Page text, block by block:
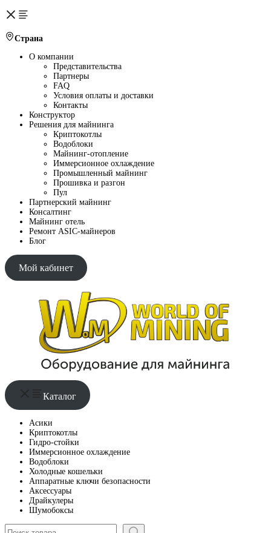
Страна
О компании
Представительства
Партнеры
FAQ
Условия оплаты и доставки
Контакты
Конструктор
Решения для майнинга
Криптокотлы
Водоблоки
Майнинг-отопление
Иммерсионное охлаждение
Промышленный майнинг
Прошивка и разгон
Пул
Партнерский майнинг
Консалтинг
Майнинг отель
Ремонт ASIC-майнеров
Блог
Мой кабинет
Каталог
Асики
Криптокотлы
Гидро-стойки
Иммерсионное охлаждение
Водоблоки
Холодные кошельки
Аппаратные ключи безопасности
Аксессуары
Драйкулеры
Шумобоксы
Поиск